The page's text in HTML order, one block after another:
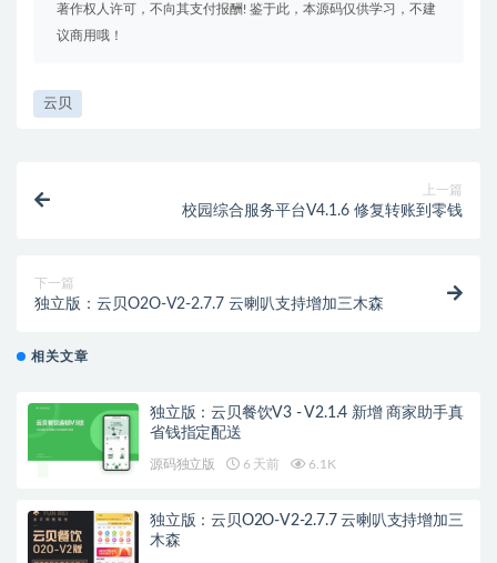
著作权人许可，不向其支付报酬! 鉴于此，本源码仅供学习，不建
议商用哦！
云贝
上一篇
校园综合服务平台V4.1.6 修复转账到零钱
下一篇
独立版：云贝O2O-V2-2.7.7 云喇叭支持增加三木森
相关文章
独立版：云贝餐饮V3 - V2.1.4 新增 商家助手真
省钱指定配送
源码独立版 6 天前 6.1K
独立版：云贝O2O-V2-2.7.7 云喇叭支持增加三
木森